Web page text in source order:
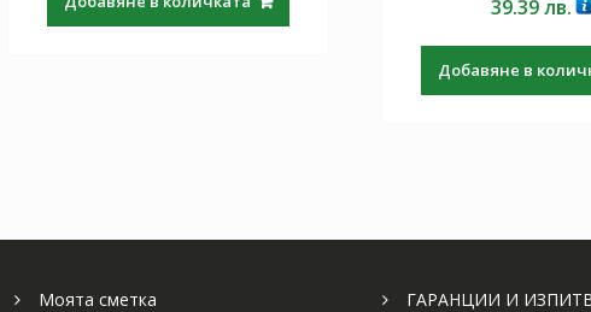
39.39лв.
Добавяне в
Моята сметка ГАРАНЦИИ И